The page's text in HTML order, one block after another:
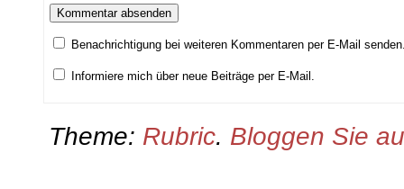
Benachrichtigung bei weiteren Kommentaren per E-Mail
Informiere mich über neue Beiträge per E-Mail.
Theme: Rubric. Bloggen Sie